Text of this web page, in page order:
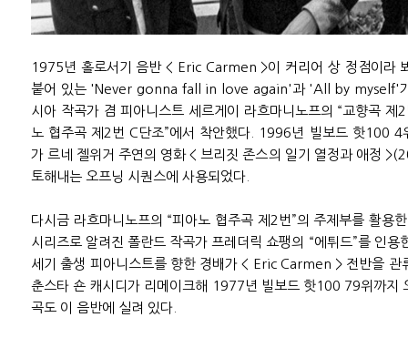
1975년 홀로서기 음반 < Eric Carmen >이 커리어 상 정점이라
붙어 있는 'Never gonna fall in love again'과 'All by myself'가
시아 작곡가 겸 피아니스트 세르게이 라흐마니노프의 “교향곡 제
노 협주곡 제2번 C단조”에서 착안했다. 1996년 빌보드 핫100 4
가 르네 젤위거 주연의 영화 < 브리짓 존스의 일기 열정과 애정
토해내는 오프닝 시퀀스에 사용되었다.
다시금 라흐마니노프의 “피아노 협주곡 제2번”의 주제부를 활
시리즈로 알려진 폴란드 작곡가 프레더릭 쇼팽의 “에튀드”를 인
세기 출생 피아니스트를 향한 경배가 < Eric Carmen > 전반을
춘스타 숀 캐시디가 리메이크해 1977년 빌보드 핫100 79위까
곡도 이 음반에 실려 있다.